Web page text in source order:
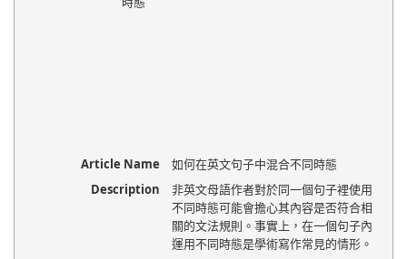
Article Name
如何在英文句子中混合不同時態
Description
非英文母語作者對於同一個句子裡使用
不同時態可能會擔心其內容是否符合相
關的文法規則。事實上，在一個句子內
運用不同時態是學術寫作常見的情形。